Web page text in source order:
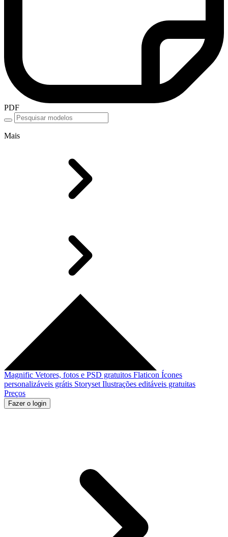
PDF
Mais
Magnific Vetores, fotos e PSD gratuitos Flaticon Ícones
personalizáveis grátis Storyset Ilustrações editáveis gratuitas
Preços
Fazer o login